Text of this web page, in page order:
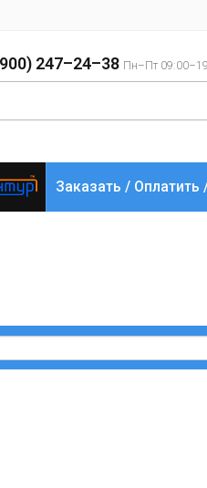
247–24–38 Пн–Пт
Заказать / Оплатить